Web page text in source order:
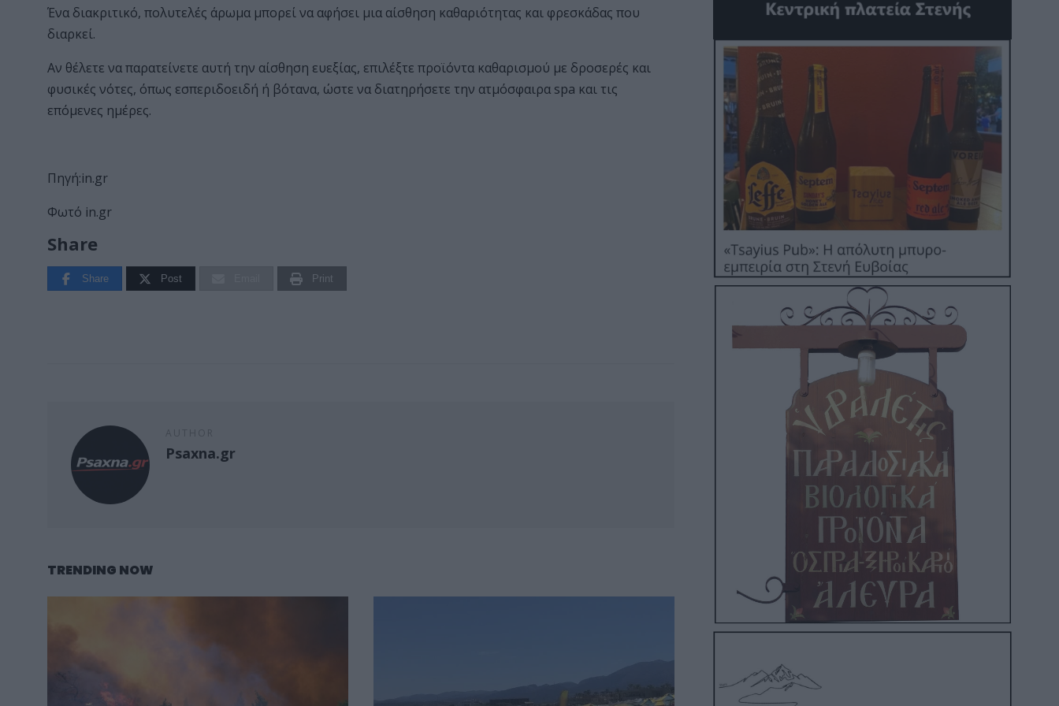
Ένα διακριτικό, πολυτελές άρωμα μπορεί να αφήσει μια αίσθηση καθαριότητας και φρεσκάδας που
διαρκεί.
Αν θέλετε να παρατείνετε αυτή την αίσθηση ευεξίας, επιλέξτε προϊόντα καθαρισμού με δροσερές και
φυσικές νότες, όπως εσπεριδοειδή ή βότανα, ώστε να διατηρήσετε την ατμόσφαιρα spa και τις
επόμενες ημέρες.
Πηγή:in.gr
Φωτό in.gr
Share
Share Post Print
Psaxna.gr
TRENDING NOW